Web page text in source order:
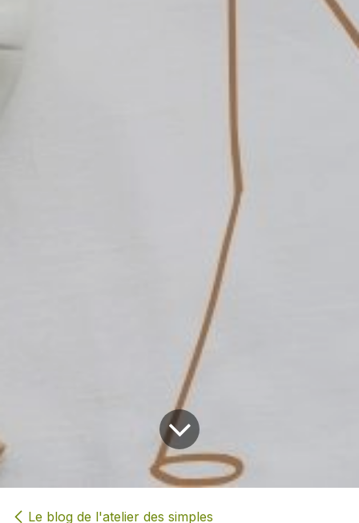
Le blog de l'atelier des simples